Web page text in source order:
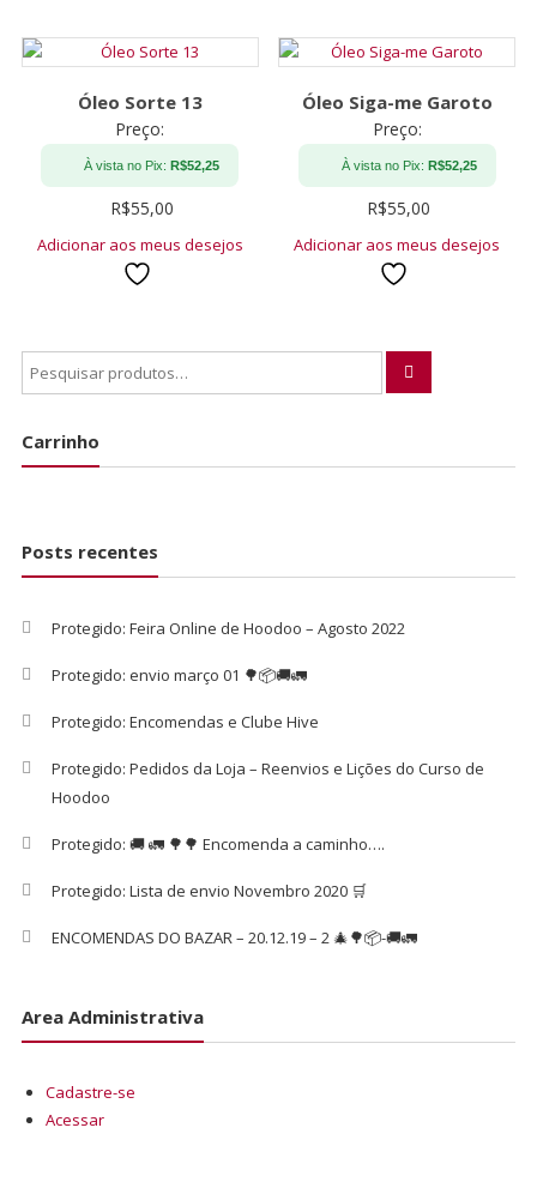
Óleo Sorte 13
Preço:
À vista no Pix: R$52,25
R$55,00
Adicionar aos meus desejos
Óleo Siga-me Garoto
Preço:
À vista no Pix: R$52,25
R$55,00
Adicionar aos meus desejos
Carrinho
Posts recentes
Protegido: Feira Online de Hoodoo – Agosto 2022
Protegido: envio março 01 🌳📦🚚🚛
Protegido: Encomendas e Clube Hive
Protegido: Pedidos da Loja – Reenvios e Lições do Curso de
Hoodoo
Protegido: 🚚 🚛 🌳🌳 Encomenda a caminho….
Protegido: Lista de envio Novembro 2020 🛒
ENCOMENDAS DO BAZAR – 20.12.19 – 2 🎄🌳📦-🚚🚛
Area Administrativa
Cadastre-se
Acessar